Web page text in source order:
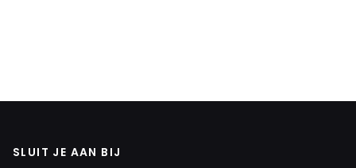
SLUIT JE AAN BIJ